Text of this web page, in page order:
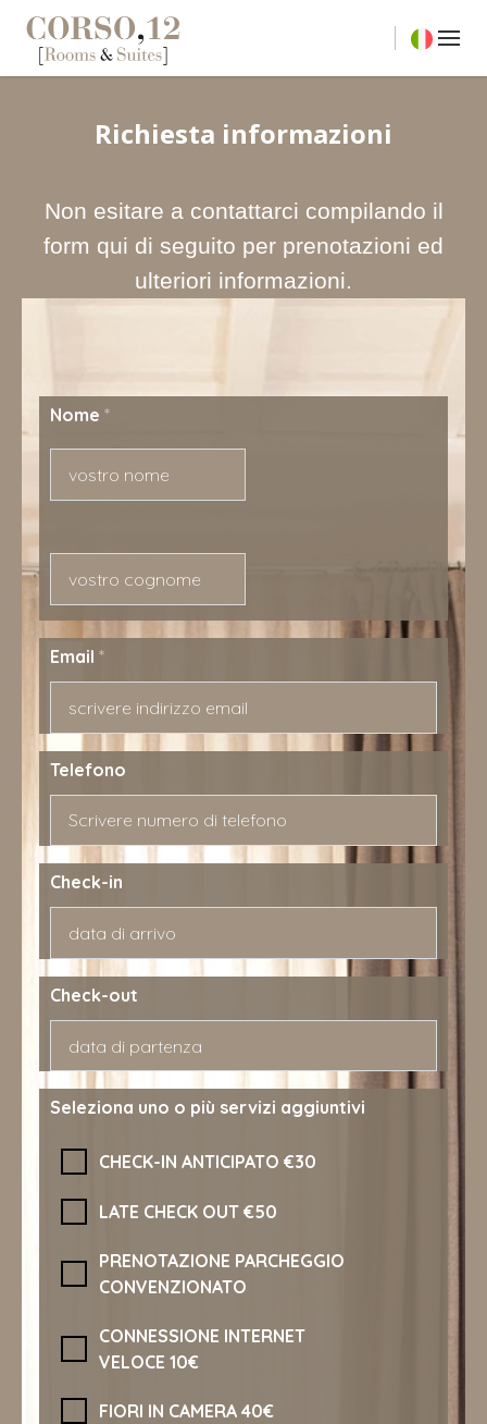
Richiesta informazioni
Non esitare a contattarci compilando il
form qui di seguito per prenotazioni ed
ulteriori informazioni.
Nome *
Cognome
Email *
Telefono
Check-in
Check-out
Seleziona uno o più servizi aggiuntivi
CHECK-IN ANTICIPATO €30
LATE CHECK OUT €50
PRENOTAZIONE PARCHEGGIO
CONVENZIONATO
CONNESSIONE INTERNET
VELOCE 10€
FIORI IN CAMERA 40€